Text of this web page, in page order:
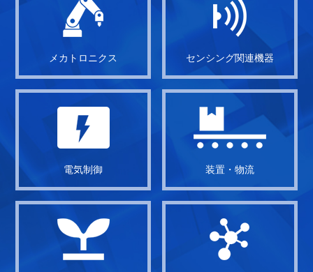
メカトロニクス センシング関連機器
電気制御 装置・物流